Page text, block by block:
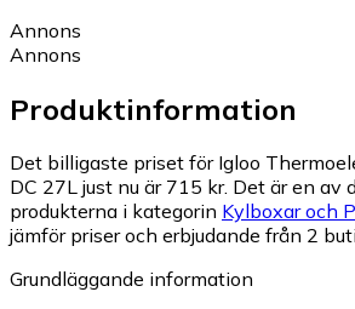
Annons
Annons
Produktinformation
Det billigaste priset för Igloo
DC 27L just nu är 715 kr. Det är en av
produkterna i kategorin Kylboxar och
jämför priser och erbjudande från 2
Grundläggande information